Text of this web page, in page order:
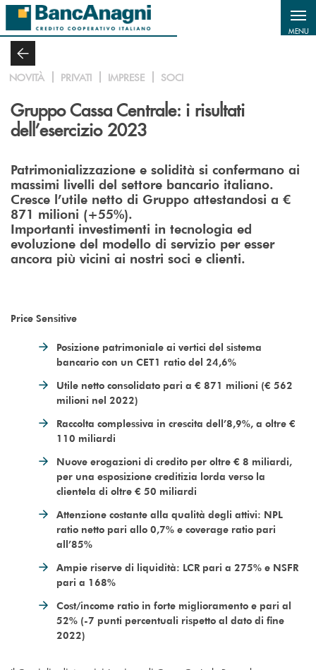
Salta al contenuto principale
MENU
NOVITÀ PRIVATI IMPRESE SOCI
Gruppo Cassa Centrale: i risultati
dell’esercizio 2023
Patrimonializzazione e solidità si confermano ai
massimi livelli del settore bancario italiano.
Cresce l’utile netto di Gruppo attestandosi a €
871 milioni (+55%).
Importanti investimenti in tecnologia ed
evoluzione del modello di servizio per esser
ancora più vicini ai nostri soci e clienti.
Price Sensitive
Posizione patrimoniale ai vertici del sistema
bancario con un CET1 ratio del 24,6%
Utile netto consolidato pari a € 871 milioni (€ 562
milioni nel 2022)
Raccolta complessiva in crescita dell’8,9%, a oltre €
110 miliardi
Nuove erogazioni di credito per oltre € 8 miliardi,
per una esposizione creditizia lorda verso la
clientela di oltre € 50 miliardi
Attenzione costante alla qualità degli attivi: NPL
ratio netto pari allo 0,7% e coverage ratio pari
all’85%
Ampie riserve di liquidità: LCR pari a 275% e NSFR
pari a 168%
Cost/income ratio in forte miglioramento e pari al
52% (-7 punti percentuali rispetto al dato di fine
2022)